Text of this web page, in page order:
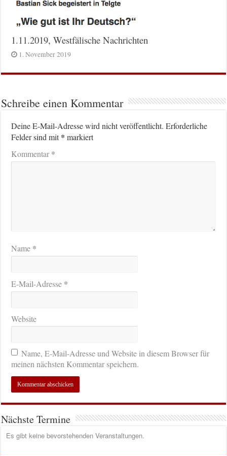
1.11.2019, Westfälische Nachrichten
1. November 2019
Schreibe einen Kommentar
Deine E-Mail-Adresse wird nicht veröffentlicht. Erforderliche
Felder sind mit* markiert
Kommentar*
Name *
E-Mail-Adresse *
Website
Name, E-Mail-Adresse und Website in diesem Browser für
meinen nächsten Kommentar speichern.
Nächste Termine
Es gibt keine bevorstehenden Veranstaltungen.